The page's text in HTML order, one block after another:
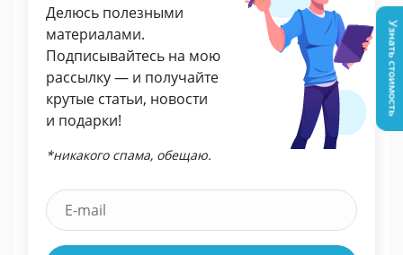
Делюсь полезными
материалами.
Подписывайтесь на мою
рассылку — и получайте
крутые статьи, новости
и подарки!
*никакого спама, обещаю.
Узнать стоимость